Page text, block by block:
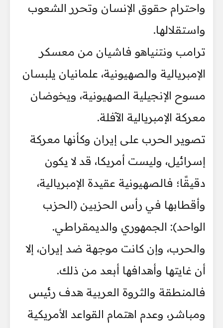
واحترام حقوق الإنسان وتحرر الشعوب
واستقلالها.
ترامب ونتنياهو فاشيان من معسكر
الإمبريالية والصهيونية، علمانيان يلبسان
مسوح الإنجيلية الصهيونية، ويخوضان
معركة الإمبريالية الآفلة.
تصوير الحرب على إيران وكأنها معركة
إسرائيل، وليست أمريكا، قد لا يكون
دقيقًا؛ فالصهيونية عقيدة الإمبريالية،
وأقطابها في رأس الحزبين (الحزب
الواحد): الجمهوري والديمقراطي.
والحرب، وإن كانت موجهة ضد إيران، إلا
أن غايتها وأهدافها أبعد من ذلك.
فالمنطقة والثروة العربية هدف رئيس
ومباشر، وعدم اهتمام القواعد الأمريكية